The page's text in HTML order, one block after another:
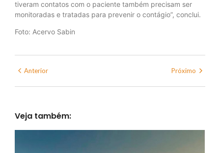
tiveram contatos com o paciente também precisam ser
monitoradas e tratadas para prevenir o contágio”, conclui.
Foto: Acervo Sabin
Anterior Próximo
Veja também: